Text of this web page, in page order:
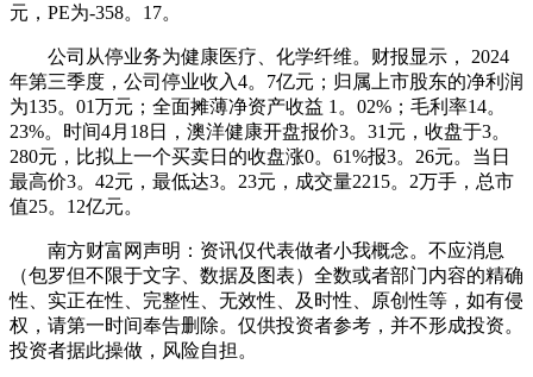
元，PE为-358。17。
公司从停业务为健康医疗、化学纤维。财报显示， 2024
年第三季度，公司停业收入4。7亿元；归属上市股东的净利润
为135。01万元；全面摊薄净资产收益 1。02%；毛利率14。
23%。时间4月18日，澳洋健康开盘报价3。31元，收盘于3。
280元，比拟上一个买卖日的收盘涨0。61%报3。26元。当日
最高价3。42元，最低达3。23元，成交量2215。2万手，总市
值25。12亿元。
南方财富网声明：资讯仅代表做者小我概念。不应消息
（包罗但不限于文字、数据及图表）全数或者部门内容的精确
性、实正在性、完整性、无效性、及时性、原创性等，如有侵
权，请第一时间奉告删除。仅供投资者参考，并不形成投资。
投资者据此操做，风险自担。